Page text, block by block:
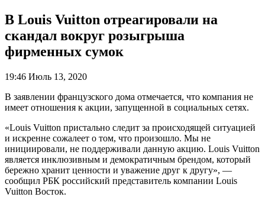
В Louis Vuitton отреагировали на
скандал вокруг розыгрыша
фирменных сумок
19:46 Июль 13, 2020
В заявлении французского дома отмечается, что компания не
имеет отношения к акции, запущенной в социальных сетях.
«Louis Vuitton пристально следит за происходящей ситуацией
и искренне сожалеет о том, что произошло. Мы не
инициировали, не поддерживали данную акцию. Louis Vuitton
является инклюзивным и демократичным брендом, который
бережно хранит ценности и уважение друг к другу», —
сообщил РБК российский представитель компании Louis
Vuitton Восток.